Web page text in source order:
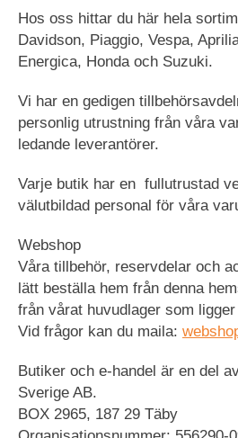
Hos oss hittar du här hela
Davidson, Piaggio, Vespa,
Energica, Honda och Suzuki.
Vi har en gedigen
personlig utrustning från våra
ledande leverantörer.
Varje butik har en fullutrustad
välutbildad personal för våra
Webshop
Våra tillbehör, reservdelar och
lätt beställa hem från denna
från vårat huvudlager som
Vid frågor kan du maila:
Butiker och e-handel är en del
Sverige AB.
BOX 2965, 187 29 Täby